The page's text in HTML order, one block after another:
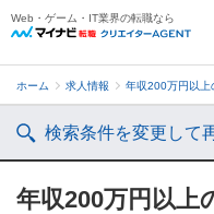
Web・ゲーム・IT業界の転職なら
ホーム 求人情報 年収200万円以上
検索条件を変更して
年収200万円以上